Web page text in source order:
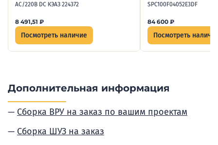
AC/220В DC КЭАЗ 224372
8 491,51 ₽
Посмотреть наличие
SPC100F04052E3DF
84 600 ₽
Посмотреть
Дополнительная информация
Сборка ВРУ на заказ по вашим проектам
Сборка ШУЗ на заказ